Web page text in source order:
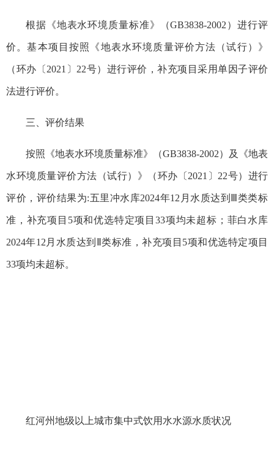
根据《地表水环境质量标准》（GB3838-2002）进行评
价。基本项目按照《地表水环境质量评价方法（试行）》
（环办〔2021〕22号）进行评价，补充项目采用单因子评价
法进行评价。
三、评价结果
按照《地表水环境质量标准》（GB3838-2002）及《地表
水环境质量评价方法（试行）》（环办〔2021〕22号）进行
评价，评价结果为:五里冲水库2024年12月水质达到Ⅲ类类标
准，补充项目5项和优选特定项目33项均未超标；菲白水库
2024年12月水质达到Ⅱ类标准，补充项目5项和优选特定项目
33项均未超标。
红河州地级以上城市集中式饮用水水源水质状况